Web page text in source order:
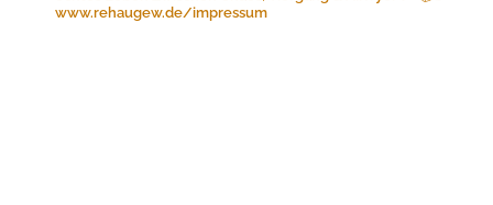
www.rehaugew.de/impressum